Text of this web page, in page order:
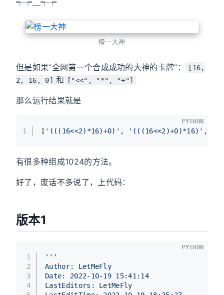
榜一大神
但是如果“全网第一个合成成功的大神的卡牌”：
[16,
2, 16, 0] 和 ["<<", "*", "+"]
那么运行结果就是
1 [ '(((16<<2)*16)+0)' , '(((16<<2)+0)*16)' ,
PYTHON
有很多种组成1024的方法。
好了，废话不多说了，上代码：
版本1
1
2
3
4
'''
Author: LetMeFly
Date: 2022-10-19 15:41:14
LastEditors: LetMeFly
PYTHON